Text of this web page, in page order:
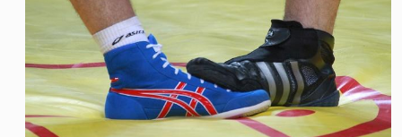
La disciplina
News
Gare e Risultati
Attività Didattica
Albi Federali
Arti marziali
Aikido